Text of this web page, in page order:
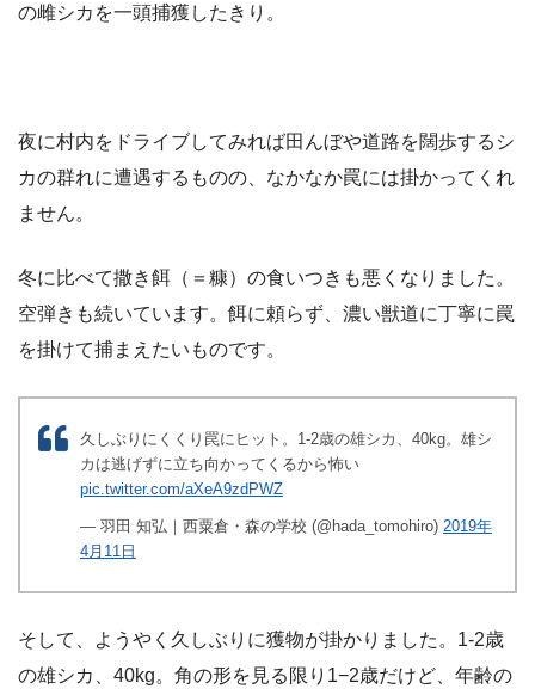
の雌シカを一頭捕獲したきり。
夜に村内をドライブしてみれば田んぼや道路を闊歩するシ
カの群れに遭遇するものの、なかなか罠には掛かってくれ
ません。
冬に比べて撒き餌（＝糠）の食いつきも悪くなりました。
空弾きも続いています。餌に頼らず、濃い獣道に丁寧に罠
を掛けて捕まえたいものです。
久しぶりにくくり罠にヒット。1-2歳の雄シカ、40kg。雄シ
カは逃げずに立ち向かってくるから怖い
pic.twitter.com/aXeA9zdPWZ
— 羽田 知弘｜西粟倉・森の学校 (@hada_tomohiro) 2019年
4月11日
そして、ようやく久しぶりに獲物が掛かりました。 1-2歳
の雄シカ、40kg。角の形を見る限り1−2歳だけど、年齢の